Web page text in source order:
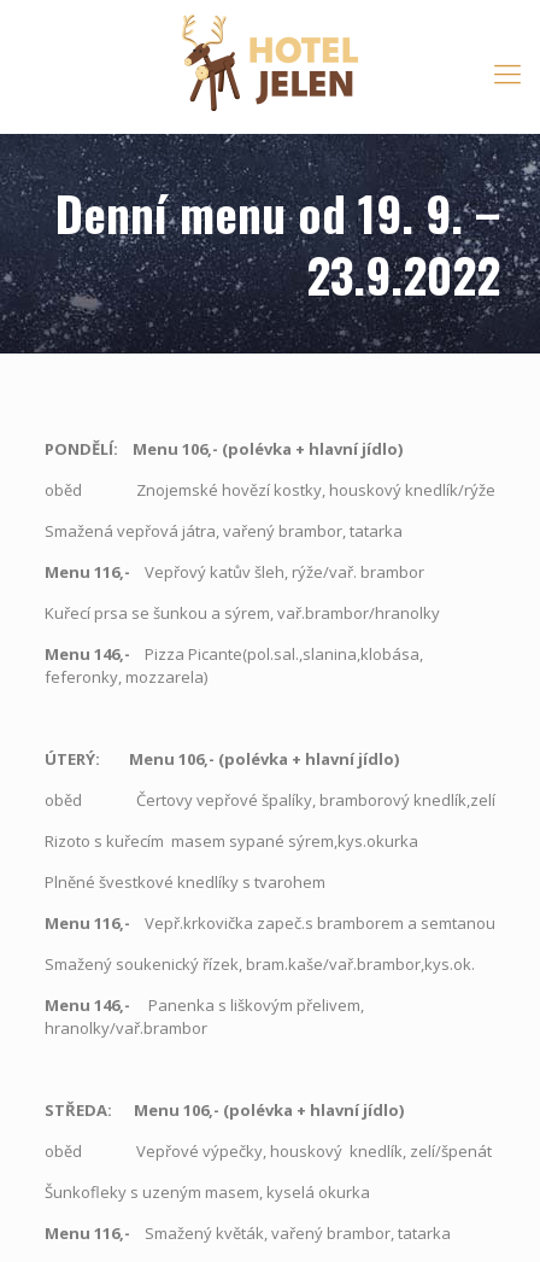
Denní menu od 19. 9. –
23.9.2022
PONDĚLÍ: Menu 106,- (polévka + hlavní jídlo)
oběd Znojemské hovězí kostky, houskový knedlík/rýže
Smažená vepřová játra, vařený brambor, tatarka
Menu 116,- Vepřový katův šleh, rýže/vař. brambor
Kuřecí prsa se šunkou a sýrem, vař.brambor/hranolky
Menu 146,-
Pizza Picante(pol.sal.,slanina,klobása,
feferonky, mozzarela)
ÚTERÝ: Menu 106,- (polévka + hlavní jídlo)
oběd Čertovy vepřové špalíky, bramborový knedlík,zelí
Rizoto s kuřecím masem sypané sýrem,kys.okurka
Plněné švestkové knedlíky s tvarohem
Menu 116,- Vepř.krkovička zapeč.s bramborem a semtanou
Smažený soukenický řízek, bram.kaše/vař.brambor,kys.ok.
Menu 146,-
Panenka s liškovým přelivem,
hranolky/vař.brambor
STŘEDA: Menu 106,- (polévka + hlavní jídlo)
oběd
Vepřové výpečky, houskový knedlík, zelí/špenát
Šunkofleky s uzeným masem, kyselá okurka
Menu 116,- Smažený květák, vařený brambor, tatarka